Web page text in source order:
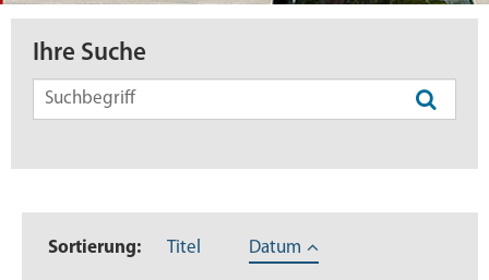
Ihre Suche
Sortierung: Titel Datum